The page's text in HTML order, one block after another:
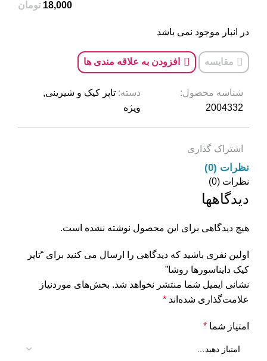
تومان
در انبار موجود نمی باشد
مقایسه افزودن به علاقه مندی ها
شناسه محصول:
2004332
دسته: تاپر کیک و شیرینی,
ویژه
اشتراک گذاری
نظرات (0)
نظرات (0)
دیدگاهها
هیچ دیدگاهی برای این محصول نوشته نشده است.
اولین نفری باشید که دیدگاهی را ارسال می کنید برای “تاپر
کیک دایناسورها روشا”
نشانی ایمیل شما منتشر نخواهد شد. بخش‌های موردنیاز
علامت‌گذاری شده‌اند *
امتیاز شما *